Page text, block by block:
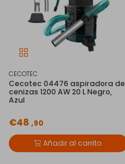
CECOTEC
Cecotec 04476 aspiradora de
cenizas 1200 AW 20 L Negro,
Azul
€48 ,90
Añadir al carrito